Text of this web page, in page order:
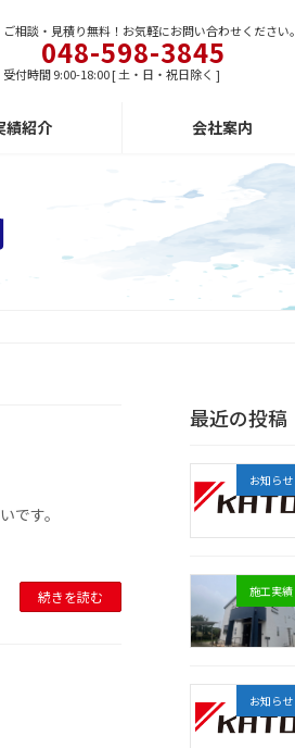
ご相談・見積り無料！お気軽にお問い合わせください。
048-598-3845
受付時間 9:00-18:00 [ 土・日・祝日除く ]
績紹介 会社案内
です。
続きを読む
最近の投稿
お知らせ
施工実績
お知らせ